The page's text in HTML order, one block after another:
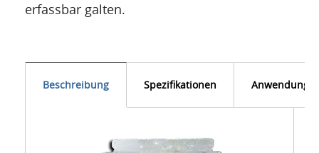
erfassbar galten.
Beschreibung Spezifikationen